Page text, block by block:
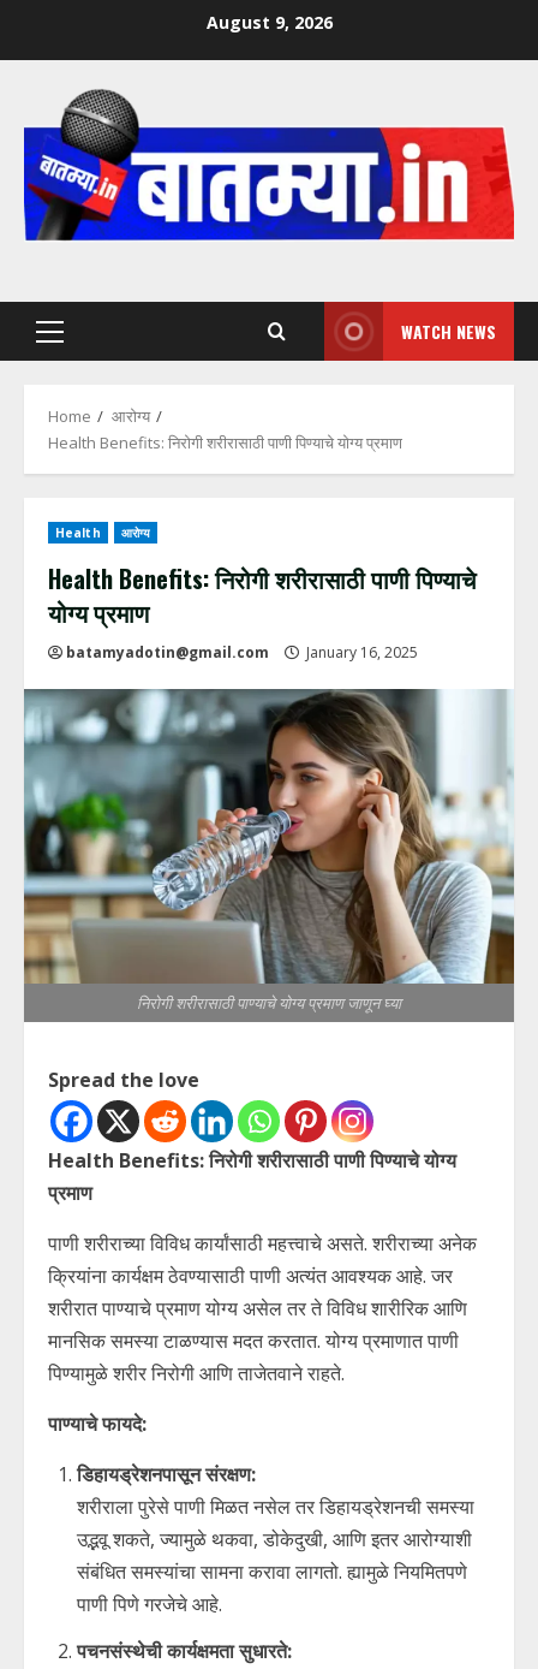
August 9, 2026
Primary
WATCH NEWS
Home
आरोग्य
Health Benefits: निरोगी शरीरासाठी पाणी पिण्याचे योग्य प्रमाण
Health आरोग्य
Health Benefits: निरोगी शरीरासाठी पाणी पिण्याचे
योग्य प्रमाण
batamyadotin@gmail.com January 16, 2025
निरोगी शरीरासाठी पाण्याचे योग्य प्रमाण जाणून घ्या
Spread the love
Health Benefits: निरोगी शरीरासाठी पाणी पिण्याचे योग्य
प्रमाण
पाणी शरीराच्या विविध कार्यांसाठी महत्त्वाचे असते. शरीराच्या अनेक
क्रियांना कार्यक्षम ठेवण्यासाठी पाणी अत्यंत आवश्यक आहे. जर
शरीरात पाण्याचे प्रमाण योग्य असेल तर ते विविध शारीरिक आणि
मानसिक समस्या टाळण्यास मदत करतात. योग्य प्रमाणात पाणी
पिण्यामुळे शरीर निरोगी आणि ताजेतवाने राहते.
पाण्याचे फायदे:
डिहायड्रेशनपासून संरक्षण:
शरीराला पुरेसे पाणी मिळत नसेल तर डिहायड्रेशनची समस्या
उद्भवू शकते, ज्यामुळे थकवा, डोकेदुखी, आणि इतर आरोग्याशी
संबंधित समस्यांचा सामना करावा लागतो. ह्यामुळे नियमितपणे
पाणी पिणे गरजेचे आहे.
पचनसंस्थेची कार्यक्षमता सुधारते: